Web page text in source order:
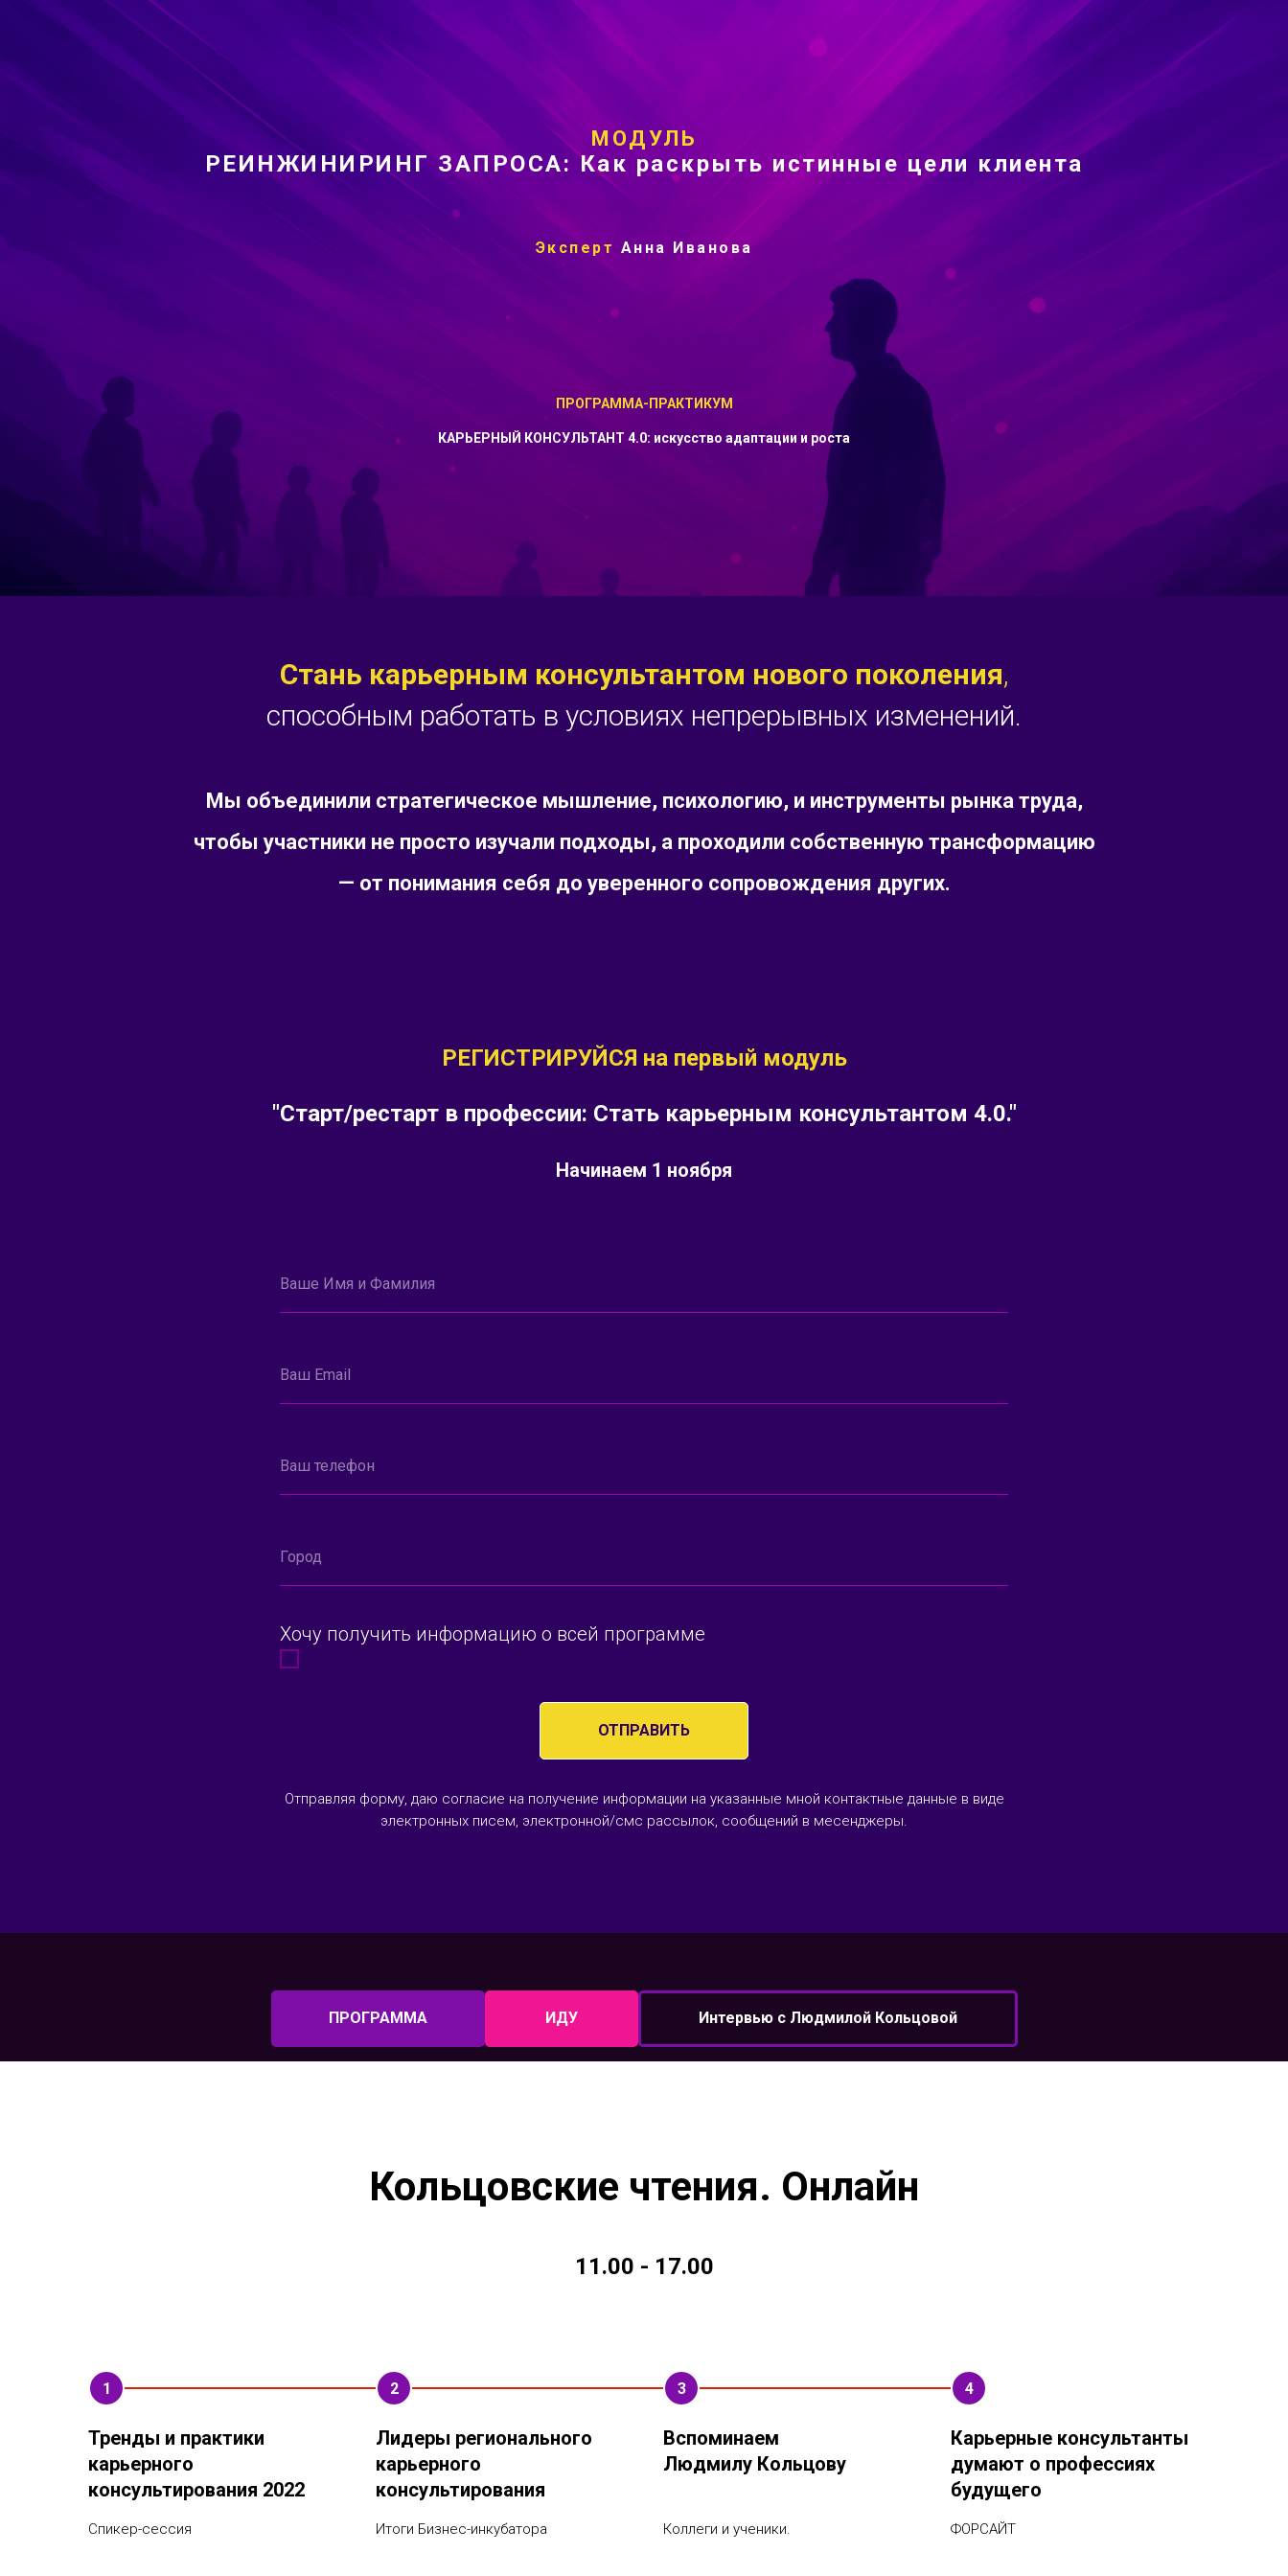
МОДУЛЬ
РЕИНЖИНИРИНГ ЗАПРОСА: Как раскрыть истинные цели клиента
Эксперт Анна Иванова
ПРОГРАММА-ПРАКТИКУМ
КАРЬЕРНЫЙ КОНСУЛЬТАНТ 4.0: искусство адаптации и роста
Стань карьерным консультантом нового поколения,
способным работать в условиях непрерывных изменений.
Мы объединили стратегическое мышление, психологию, и инструменты рынка труда,
чтобы участники не просто изучали подходы, а проходили собственную трансформацию
— от понимания себя до уверенного сопровождения других.
РЕГИСТРИРУЙСЯ на первый модуль
"Старт/рестарт в профессии: Стать карьерным консультантом 4.0."
Начинаем 1 ноября
Ваше Имя и Фамилия
Ваш Email
Ваш телефон
Город
Хочу получить информацию о всей программе
ОТПРАВИТЬ
Отправляя форму, даю согласие на получение информации на указанные мной контактные данные в виде
электронных писем, электронной/смс рассылок, сообщений в месенджеры.
ПРОГРАММА ИДУ Интервью с Людмилой Кольцовой
Кольцовские чтения. Онлайн
11.00 - 17.00
1
Тренды и практики
карьерного
консультирования 2022
Спикер-сессия
2
Лидеры регионального
карьерного
консультирования
Итоги Бизнес-инкубатора
3
Вспоминаем
Людмилу Кольцову
Коллеги и ученики.
4
Карьерные консультанты
думают о профессиях
будущего
ФОРСАЙТ